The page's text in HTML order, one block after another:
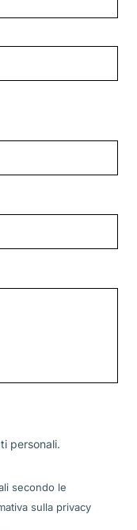
personali.
secondo le
sulla privacy